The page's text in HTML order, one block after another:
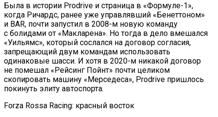
Была в истории Prodrive и страница в «Формуле-1»,
когда Ричардс, ранее уже управлявший «Бенеттоном»
и BAR, почти запустил в 2008-м новую команду
с болидами от «Макларена». Но тогда в дело вмешался
«Уильямс», который сослался на договор согласия,
запрещающий двум командам использовать
одинаковые шасси. И хотя в 2020-м никакой договор
не помешал «Рейсинг Пойнт» почти целиком
скопировать машину «Мерседеса», Prodrive пришлось
покинуть элиту автоспорта.
Forza Rossa Racing: красный восток